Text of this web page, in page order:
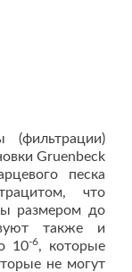
(фильтрации)
Gruenbeck
песка
что
размером до
также и
10-6, которые
не могут